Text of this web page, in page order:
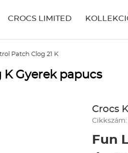
CROCS LIMITED
Patch Clog 21 K
K Gyerek papucs
Crocs
Cikkszám:
Fun